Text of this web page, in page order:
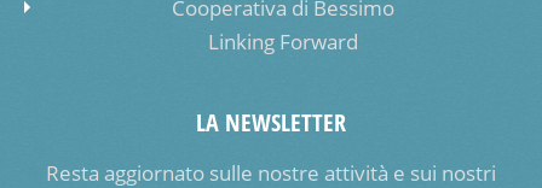
Cooperativa di Bessimo
Linking Forward
LA NEWSLETTER
Resta aggiornato sulle nostre attività e sui nostri